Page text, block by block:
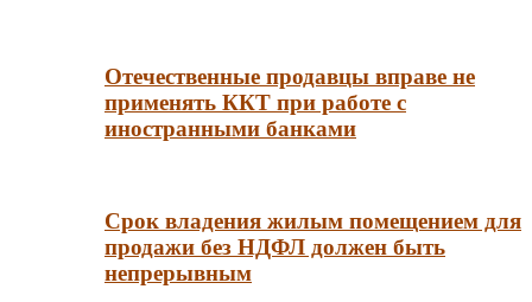
Отечественные продавцы вправе не
применять ККТ при работе с
иностранными банками
Срок владения жилым помещением для
продажи без НДФЛ должен быть
непрерывным